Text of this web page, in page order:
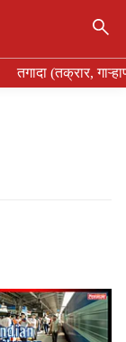
तगादा (तक्रार,